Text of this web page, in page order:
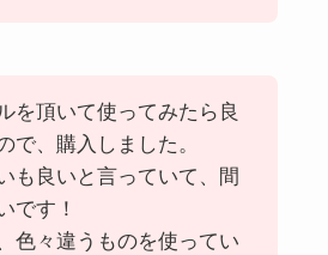
を頂いて使ってみたら良
で、購入しました。
も良いと言っていて、間
です！
色々違うものを使ってい